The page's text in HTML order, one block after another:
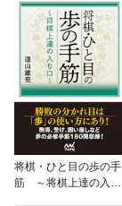
将棋・ひと目の歩の手
筋 ～将棋上達の入り